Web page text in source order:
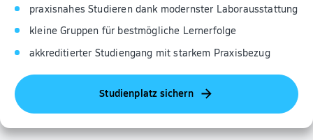
praxisnahes Studieren dank modernster Laborausstattung
kleine Gruppen für bestmögliche Lernerfolge
akkreditierter Studiengang mit starkem Praxisbezug
Studienplatz sichern